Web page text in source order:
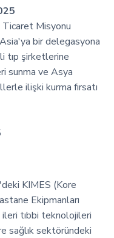
Ticaret Misyonu
bir delegasyona
tıp şirketlerine
sunma ve Asya
ilişki kurma fırsatı
KIMES (Kore
Ekipmanları
ileri tıbbi teknolojileri
sağlık sektöründeki